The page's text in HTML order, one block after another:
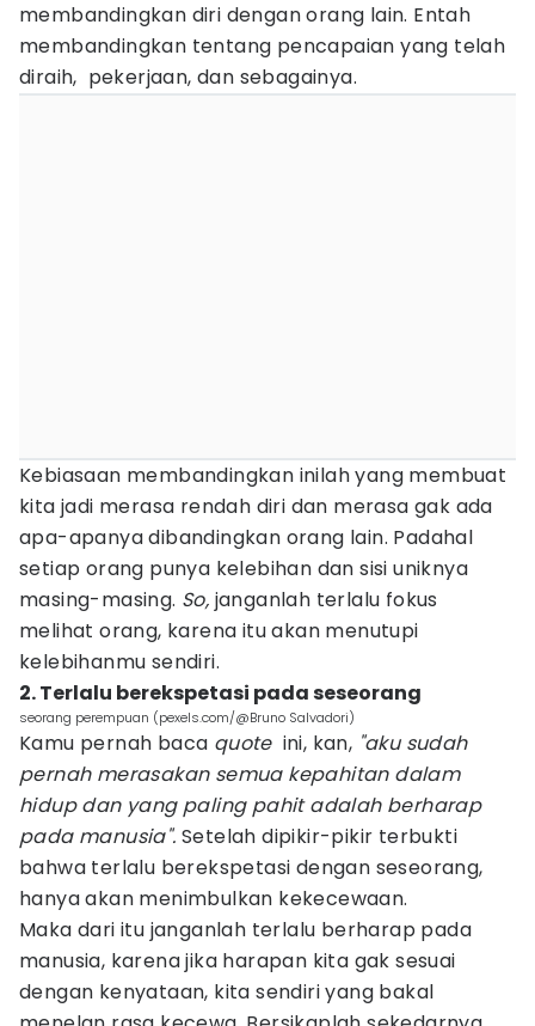
membandingkan diri dengan orang lain. Entah
membandingkan tentang pencapaian yang telah
diraih, pekerjaan, dan sebagainya.
Kebiasaan membandingkan inilah yang membuat
kita jadi merasa rendah diri dan merasa gak ada
apa-apanya dibandingkan orang lain. Padahal
setiap orang punya kelebihan dan sisi uniknya
masing-masing. So, janganlah terlalu fokus
melihat orang, karena itu akan menutupi
kelebihanmu sendiri.
2. Terlalu berekspetasi pada seseorang
seorang perempuan (pexels.com/@Bruno Salvadori)
Kamu pernah baca quote ini, kan, "aku sudah
pernah merasakan semua kepahitan dalam
hidup dan yang paling pahit adalah berharap
pada manusia". Setelah dipikir-pikir terbukti
bahwa terlalu berekspetasi dengan seseorang,
hanya akan menimbulkan kekecewaan.
Maka dari itu janganlah terlalu berharap pada
manusia, karena jika harapan kita gak sesuai
dengan kenyataan, kita sendiri yang bakal